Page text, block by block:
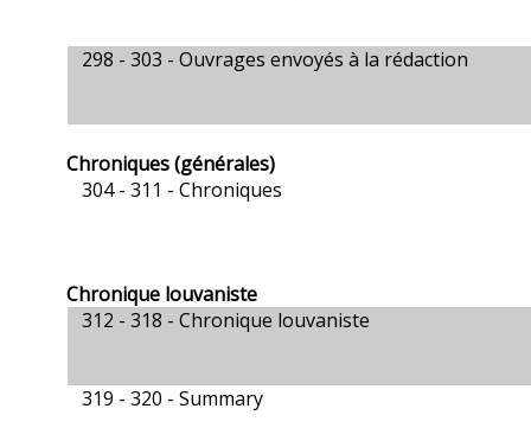
298 - 303 -Ouvrages envoyés à la rédaction
Chroniques (générales)
304 - 311 -Chroniques
Chronique louvaniste
312 - 318 -Chronique louvaniste
319 - 320 -Summary